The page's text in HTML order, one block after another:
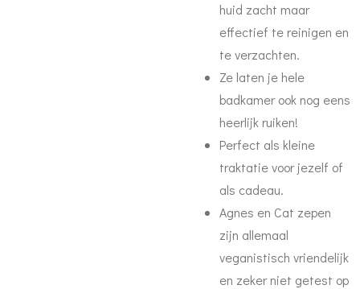
huid zacht maar
effectief te reinigen en
te verzachten.
Ze laten je hele
badkamer ook nog eens
heerlijk ruiken!
Perfect als kleine
traktatie voor jezelf of
als cadeau.
Agnes en Cat zepen
zijn allemaal
veganistisch vriendelijk
en zeker niet getest op